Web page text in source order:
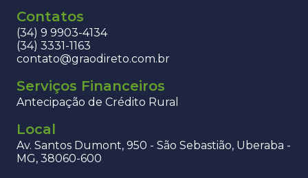
Contatos
(34) 9 9903-4134
(34) 3331-1163
contato@graodireto.com.br
Serviços Financeiros
Antecipação de Crédito Rural
Local
Av. Santos Dumont, 950 - São Sebastião, Uberaba -
MG, 38060-600